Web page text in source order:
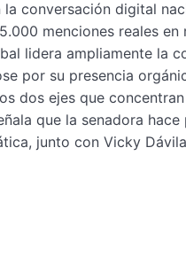
la conversación digital
menciones reales
lidera ampliamente la
por su presencia
dos ejes que
que la senadora
junto con Vicky